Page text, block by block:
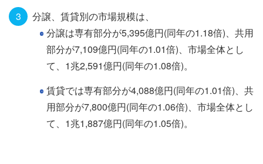
分譲、賃貸別の市場規模は、
分譲は専有部分が5,395億円(同年の1.18倍)、共用
部分が7,109億円(同年の1.01倍)、市場全体とし
て、1兆2,591億円(同年の1.08倍)。
賃貸では専有部分が4,088億円(同年の1.01倍)、共
用部分が7,800億円(同年の1.06倍)、市場全体とし
て、1兆1,887億円(同年の1.05倍)。